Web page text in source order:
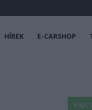
HÍREK E-CARSHOP